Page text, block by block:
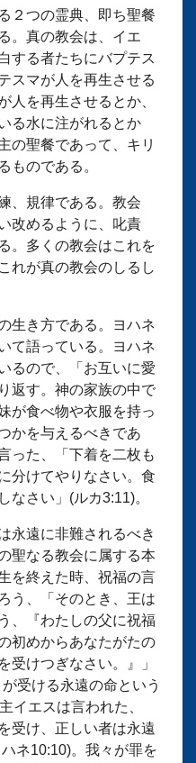
２つの霊典、即ち聖餐
。真の教会は、イエ
する者たちにバプテス
スマが人を再生させる
人を再生させるとか、
る水に注がれるとか
の聖餐であって、キリ
ものである。
、規律である。教会
改めるように、叱責
。多くの教会はこれを
れが真の教会のしるし
生き方である。ヨハネ
て語っている。ヨハネ
るので、「お互いに愛
返す。神の家族の中で
が食べ物や衣服を持っ
かを与えるべきであ
った、「下着を二枚も
分けてやりなさい。食
なさい」(ルカ3:11)。
永遠に非難されるべき
聖なる教会に属する本
を終えた時、祝福の言
う、「そのとき、王は
、『わたしの父に祝福
初めからあなたがたの
受けつぎなさい。』」
受ける永遠の命という
イエスは言われた、
受け、正しい者は永遠
ネ10:10)。我々が罪を